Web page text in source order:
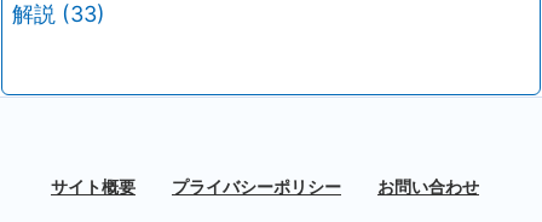
解説 (33)
サイト概要 プライバシーポリシー お問い合わせ